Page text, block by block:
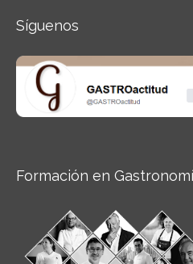
Síguenos
Formación en